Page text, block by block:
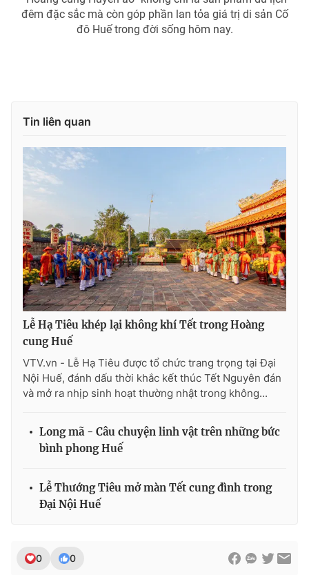
đêm đặc sắc mà còn góp phần lan tỏa giá trị di sản Cố
đô Huế trong đời sống hôm nay.
Tin liên quan
Lễ Hạ Tiêu khép lại không khí Tết trong Hoàng
cung Huế
VTV.vn - Lễ Hạ Tiêu được tổ chức trang trọng tại Đại
Nội Huế, đánh dấu thời khắc kết thúc Tết Nguyên đán
và mở ra nhịp sinh hoạt thường nhật trong không...
Long mã - Câu chuyện linh vật trên những bức
bình phong Huế
Lễ Thướng Tiêu mở màn Tết cung đình trong
Đại Nội Huế
0 0